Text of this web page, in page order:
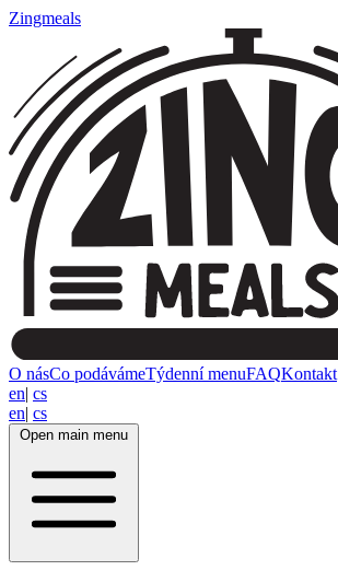
Zingmeals
O násCo podávámeTýdenní menuFAQKontakt
en| cs
en| cs
Open main menu